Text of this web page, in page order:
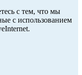
с тем, что мы
с использованием